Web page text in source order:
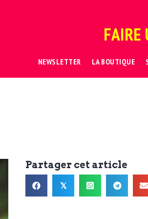
FAIRE
NEWSLETTER LA BOUTIQUE
Partager cet article
𝕏